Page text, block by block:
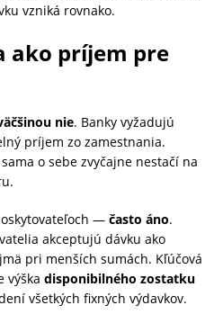
vzniká rovnako.
ako príjem pre
nie. Banky vyžadujú
príjem zo zamestnania.
sama o sebe zvyčajne nestačí na
— často áno.
akceptujú dávku ako
pri menších sumách. Kľúčová
výška disponibilného zostatku
všetkých fixných výdavkov.